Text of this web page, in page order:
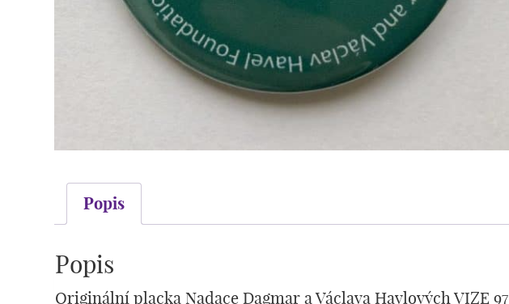
Popis
Popis
Originální placka Nadace Dagmar a Václava Havlových VIZE 97